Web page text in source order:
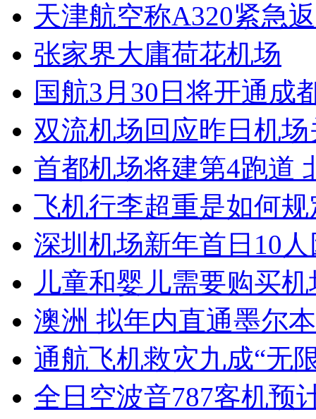
天津航空称A320紧急
张家界大庸荷花机场
国航3月30日将开通成
双流机场回应昨日机
首都机场将建第4跑道
飞机行李超重是如何
深圳机场新年首日10
儿童和婴儿需要购买
澳洲 拟年内直通墨尔本
通航飞机救灾九成“无
全日空波音787客机预